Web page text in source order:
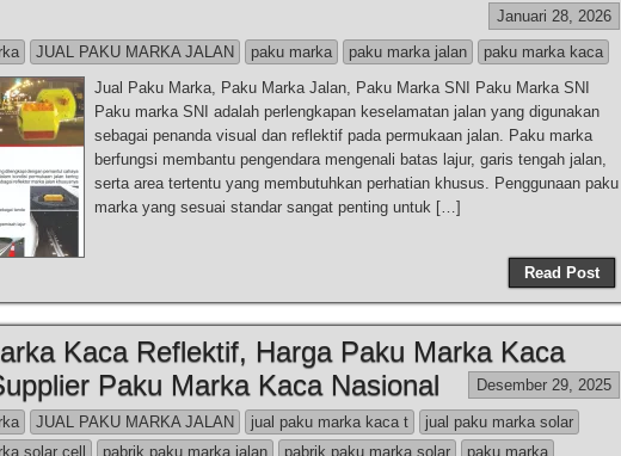
Januari 28, 2026
JUAL PAKU MARKA JALAN paku marka paku marka jalan
paku marka kaca
Jual Paku Marka, Paku Marka Jalan, Paku Marka SNI Paku Marka SNI
Paku marka SNI adalah perlengkapan keselamatan jalan yang digunakan
sebagai penanda visual dan reflektif pada permukaan jalan. Paku marka
berfungsi membantu pengendara mengenali batas lajur, garis tengah jalan,
serta area tertentu yang membutuhkan perhatian khusus. Penggunaan paku
marka yang sesuai standar sangat penting untuk […]
Read Post
Kaca Reflektif, Harga Paku Marka Kaca
Paku Marka Kaca Nasional
Desember 29, 2025
JUAL PAKU MARKA JALAN jual paku marka kaca t
jual paku marka solar
solar cell
pabrik paku marka jalan pabrik paku marka solar
paku marka